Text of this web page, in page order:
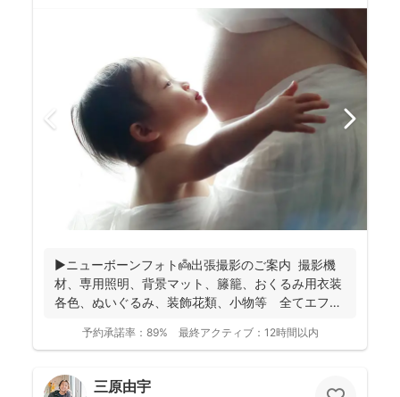
▶︎ニューボーンフォト👼出張撮影のご案内 撮影機
材、専用照明、背景マット、籐籠、おくるみ用衣装
各色、ぬいぐるみ、装飾花類、小物等 全てエフ・
予約承諾率： 89% 最終アクティブ： 12時間以内
三原由宇